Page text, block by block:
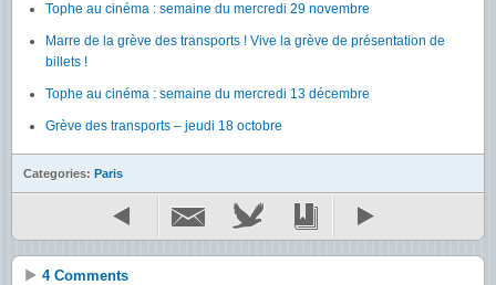
Tophe au cinéma : semaine du mercredi 29 novembre
Marre de la grève des transports ! Vive la grève de présentation de
billets !
Tophe au cinéma : semaine du mercredi 13 décembre
Grève des transports – jeudi 18 octobre
Categories: Paris
4 Comments